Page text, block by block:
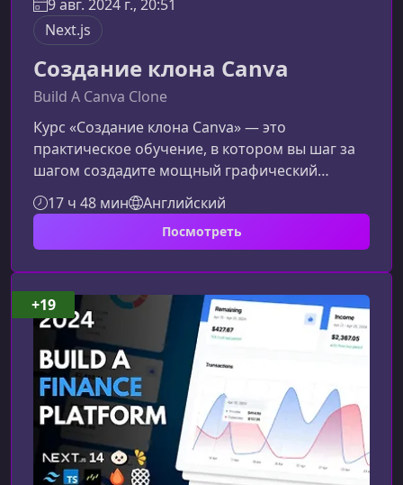
9 авг. 2024 г., 20:51
Next.js
Создание клона Canva
Build A Canva Clone
Курс «Создание клона Canva» — это
практическое обучение, в котором вы шаг за
шагом создадите мощный графический
редактор с функциями уровня популярных
дизайн‑платформ. Курс идеально подходит для
разработчиков, желающих прокачать навыки
ИИ и реализацией сложных UI‑редакторов.Что
вас ждёт в этом курсеНа протяжении 18 часов
обучения вы создадите полноценное веб-
приложение, которое позволит пользовате
17 ч 48 мин Английский
Посмотреть
+19